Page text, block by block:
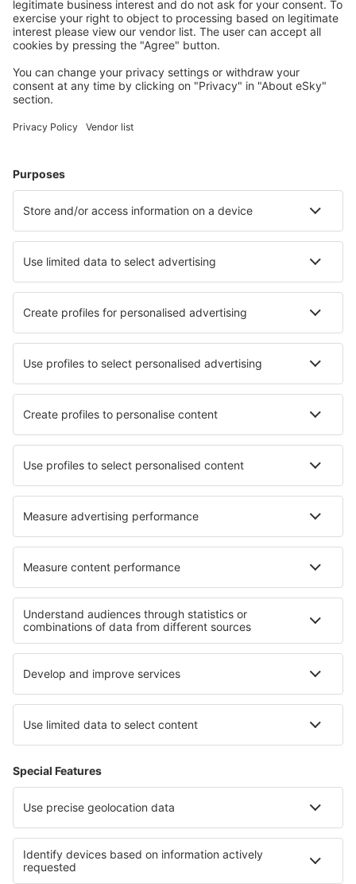
Unterkünfte in Italien - Beliebte Städte
Unterkunft in Neapel Unterkunft in Chioggia
Unterkunft in Porlezza Unterkunft in Peschiera del Garda
Die besten Unterkünfte - Städte
Unterkunft in Montejicar Unterkunft in Scuol
Unterkunft in Meldorf Unterkunft in Lindas
Unterkunft in Pulau Lang Tengah Unterkunft Gongcheng
Unterkunft in Kampanien Unterkunft in Cinque Terre
Unterkunft im Aostatal Unterkunft auf den Kanalinseln
Unterkunft in Provence-Alpes-Côte d’Azur
Unterkunft in Mitteldalmatien Unterkunft am Neusiedlersee
Unterkunft Macha Area